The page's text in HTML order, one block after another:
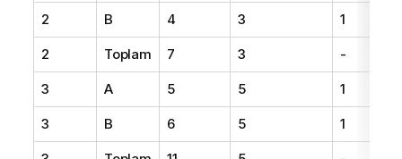
2 B 4 3 1
2 Toplam 7 3 -
3 A 5 5 1
3 B 6 5 1